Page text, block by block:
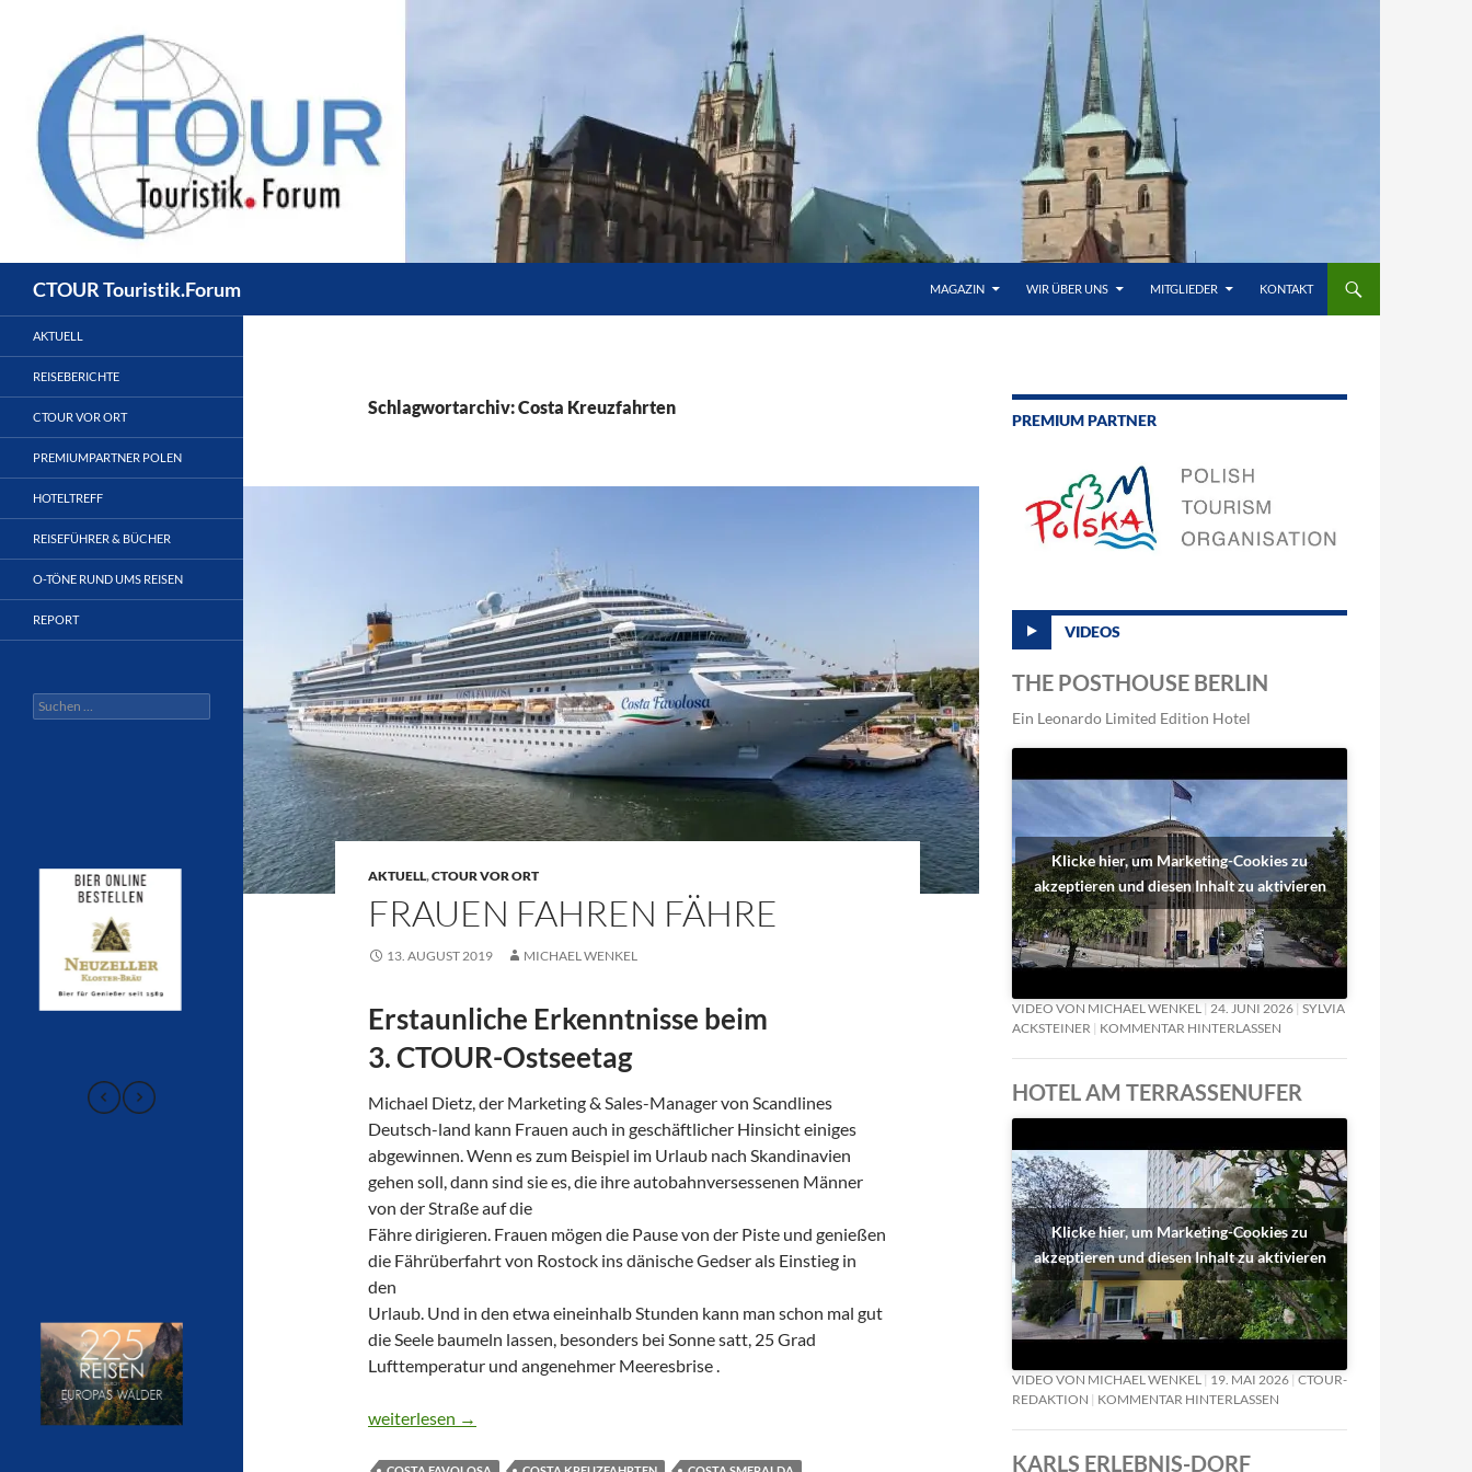
springen
CTOUR Touristik.Forum MAGAZIN WIR ÜBER UNS MITGLIEDER KONTAKT
Schlagwortarchiv: Costa Kreuzfahrten
AKTUELL,CTOUR VOR ORT
FRAUEN FAHREN FÄHRE
13. AUGUST 2019 MICHAEL WENKEL
Erstaunliche Erkenntnisse beim
3. CTOUR-Ostseetag
Michael Dietz, der Marketing & Sales-Manager von Scandlines
Deutsch-land kann Frauen auch in geschäftlicher Hinsicht einiges
abgewinnen. Wenn es zum Beispiel im Urlaub nach Skandinavien
gehen soll, dann sind sie es, die ihre autobahnversessenen Männer
von der Straße auf die
Fähre dirigieren. Frauen mögen die Pause von der Piste und genießen
die Fährüberfahrt von Rostock ins dänische Gedser als Einstieg in
den
Urlaub. Und in den etwa eineinhalb Stunden kann man schon mal gut
die Seele baumeln lassen, besonders bei Sonne satt, 25 Grad
Lufttemperatur und angenehmer Meeresbrise .
Frauen fahren Fähre
weiterlesen →
PREMIUM PARTNER
VIDEOS
THE POSTHOUSE BERLIN
Ein Leonardo Limited Edition Hotel
Klicke hier, um Marketing-Cookies zu
akzeptieren und diesen Inhalt zu aktivieren
VIDEO VON MICHAEL WENKEL 24. JUNI 2026 SYLVIA
ACKSTEINER
KOMMENTAR HINTERLASSEN
HOTEL AM TERRASSENUFER
Klicke hier, um Marketing-Cookies zu
akzeptieren und diesen Inhalt zu aktivieren
VIDEO VON MICHAEL WENKEL 19. MAI 2026 CTOUR-
REDAKTION
KOMMENTAR HINTERLASSEN
KARLS ERLEBNIS-DORF
AKTUELL
REISEBERICHTE
CTOUR VOR ORT
PREMIUMPARTNER POLEN
HOTELTREFF
REISEFÜHRER & BÜCHER
O-TÖNE RUND UMS REISEN
REPORT
Suchen
nach: